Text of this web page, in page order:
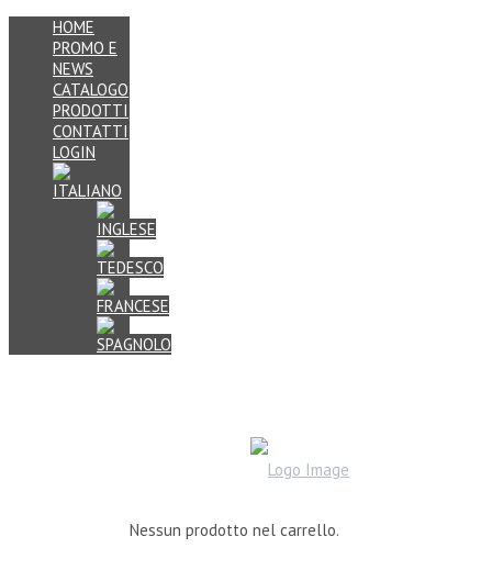
HOME
PROMO E
NEWS
CATALOGO
PRODOTTI
CONTATTI
LOGIN
Nessun prodotto nel carrello.